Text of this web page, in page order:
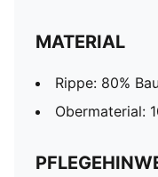
MATERIAL
Rippe: 80%
Obermaterial: